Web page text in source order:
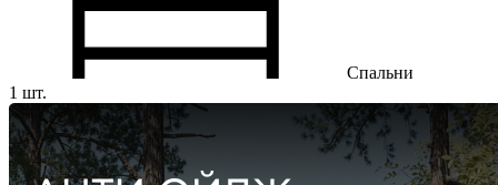
Спальни
1 шт.